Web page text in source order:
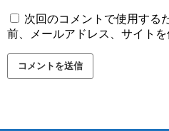
次回のコメントで使用する
前、メールアドレス、サイトを